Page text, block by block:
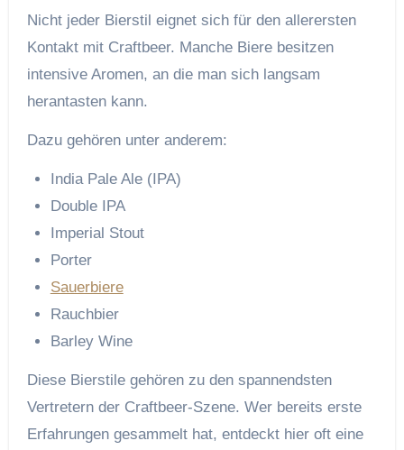
Nicht jeder Bierstil eignet sich für den allerersten
Kontakt mit Craftbeer. Manche Biere besitzen
intensive Aromen, an die man sich langsam
herantasten kann.
Dazu gehören unter anderem:
India Pale Ale (IPA)
Double IPA
Imperial Stout
Porter
Sauerbiere
Rauchbier
Barley Wine
Diese Bierstile gehören zu den spannendsten
Vertretern der Craftbeer-Szene. Wer bereits erste
Erfahrungen gesammelt hat, entdeckt hier oft eine